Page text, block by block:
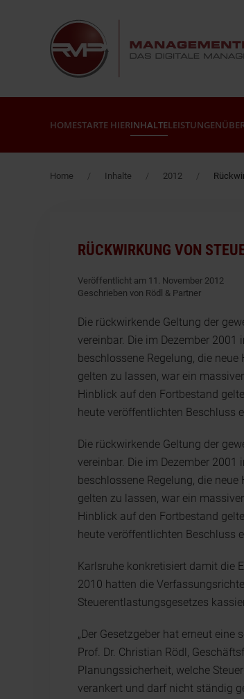
Zum Hauptinhalt springen
HOMESTARTE HIERINHALTELEISTUNGEN
Home Inhalte 2012
RÜCKWIRKUNG VON
Veröffentlicht am 11. November 2012
Geschrieben von Rödl & Partner
Die rückwirkende Geltung der
vereinbar. Die im Dezember
beschlossene Regelung, die
gelten zu lassen, war ein
Hinblick auf den Fortbestand
heute veröffentlichten Beschluss
Die rückwirkende Geltung der
vereinbar. Die im Dezember
beschlossene Regelung, die
gelten zu lassen, war ein
Hinblick auf den Fortbestand
heute veröffentlichten Beschluss
Karlsruhe konkretisiert damit die
2010 hatten die
Steuerentlastungsgesetzes
„Der Gesetzgeber hat erneut
Prof. Dr. Christian Rödl,
Planungssicherheit, welche
verankert und darf nicht ständig